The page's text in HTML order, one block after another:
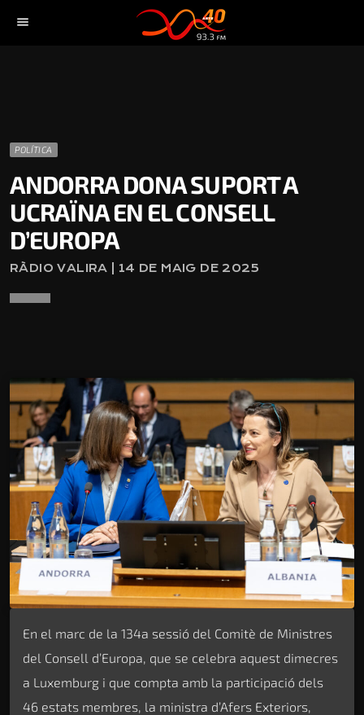
menu
POLÍTICA
ANDORRA DONA SUPORT A
UCRAÏNA EN EL CONSELL
D’EUROPA
RÀDIO VALIRA | 14 DE MAIG DE 2025
En el marc de la 134a sessió del Comitè de Ministres
del Consell d’Europa, que se celebra aquest dimecres
a Luxemburg i que compta amb la participació dels
46 estats membres, la ministra d’Afers Exteriors,